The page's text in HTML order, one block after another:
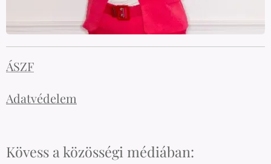
ÁSZF
Adatvédelem
Kövess a közösségi médiában: